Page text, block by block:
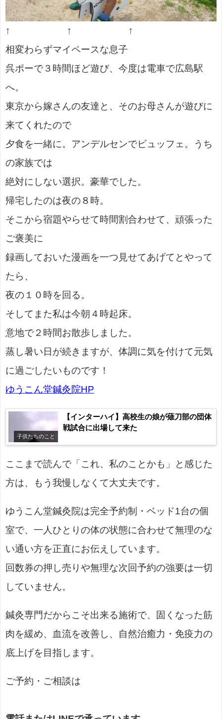
↑ ↑ ↑
相変わらずマイペースな息子
呉ポーで３時間ほど遊び、今度は電車で広島駅
へ。
東京から嫁さんの友達と、そのお母さんが遊びに
来てくれたので
夕食を一緒に。アンデルセンでビュッフェ。うち
の家族では
絶対にしない選択。豪華でした。
帰宅したのは夜の８時。
そこから宿題やらせて時間割合わせて、頑張った
ご褒美に
録画しておいた漫画を一つ見せてあげてとやって
たら、
夜の１０時を回る。
そしてまた私は今朝４時起床。
意地で２時間お散歩しました。
蒸し暑い日が続きますが、体調に気を付けて元気
に過ごしたいものです！
ゆうこん堂鍼灸院HP
子供たちのこと
【インターハイ】高校生の娘が薙刀部の団体
戦試合に出場して来た
ここまで読んで「これ、私のことかも」と感じた
方は、もう我慢しなくて大丈夫です。
ゆうこん堂鍼灸院は完全予約制・ベッド1台の個
室で、一人ひとりの体の状態に合わせて無理のな
い通い方を正直にお伝えしています。
回数券の押し売りや無理な次回予約の強要は一切
していません。
鍼灸専門だからこそ出来る施術で、固くなった筋
肉を緩め、血流を改善し、自然治癒力・免疫力の
底上げを目指します。
ご予約・ご相談は